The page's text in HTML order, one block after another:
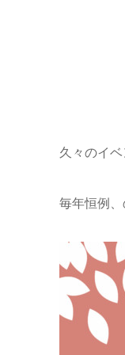
久々のイベ
毎年恒例